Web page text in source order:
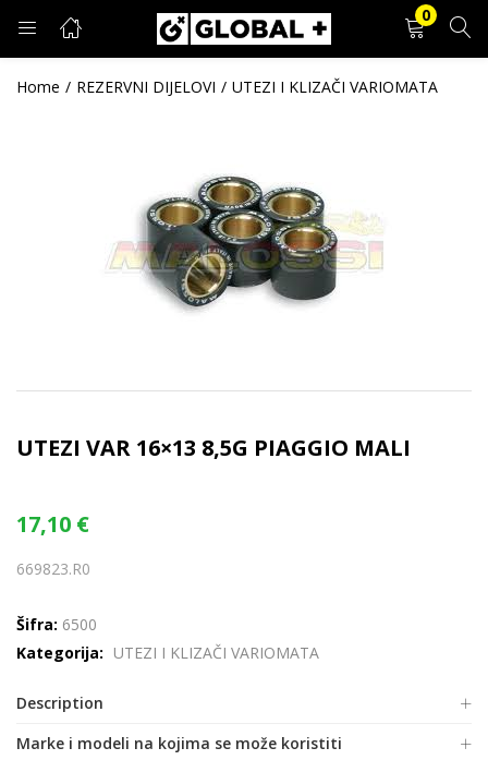
0
PRIJAVA REGISTRACIJA
Home REZERVNI DIJELOVI UTEZI I KLIZAČI VARIOMATA
UTEZI VAR 16×13 8,5G PIAGGIO MALI
17,10 €
669823.R0
Šifra: 6500
Kategorija: UTEZI I KLIZAČI VARIOMATA
Description
Marke i modeli na kojima se može koristiti